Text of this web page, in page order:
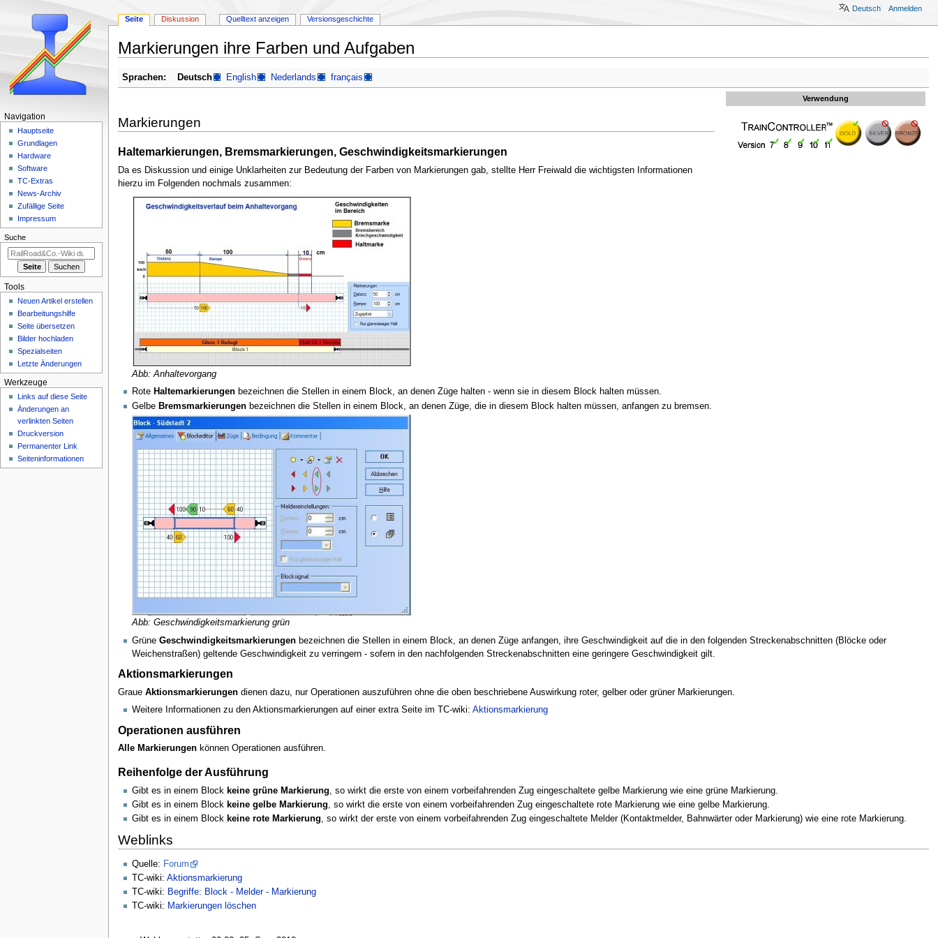
Markierungen ihre Farben und Aufgaben
Zur
Navigation
Zur
Suche
Sprachen: Deutsch English Nederlands français
Verwendung
Markierungen
Haltemarkierungen, Bremsmarkierungen, Geschwindigkeitsmarkierungen
Da es Diskussion und einige Unklarheiten zur Bedeutung der Farben von Markierungen gab, stellte Herr Freiwald die wichtigsten Informationen
hierzu im Folgenden nochmals zusammen:
Abb: Anhaltevorgang
Rote Haltemarkierungenbezeichnen die Stellen in einem Block, an denen Züge halten - wenn sie in diesem Block halten müssen.
Gelbe Bremsmarkierungenbezeichnen die Stellen in einem Block, an denen Züge, die in diesem Block halten müssen, anfangen zu bremsen.
Abb: Geschwindigkeitsmarkierung grün
Grüne Geschwindigkeitsmarkierungenbezeichnen die Stellen in einem Block, an denen Züge anfangen, ihre Geschwindigkeit auf die in den folgenden Streckenabschnitten (Blöcke oder
Weichenstraßen) geltende Geschwindigkeit zu verringern - sofern in den nachfolgenden Streckenabschnitten eine geringere Geschwindigkeit gilt.
Aktionsmarkierungen
Graue Aktionsmarkierungendienen dazu, nur Operationen auszuführen ohne die oben beschriebene Auswirkung roter, gelber oder grüner Markierungen.
Weitere Informationen zu den Aktionsmarkierungen auf einer extra Seite im TC-wiki: Aktionsmarkierung
Operationen ausführen
Alle Markierungenkönnen Operationen ausführen.
Reihenfolge der Ausführung
Gibt es in einem Block keine grüne Markierung , so wirkt die erste von einem vorbeifahrenden Zug eingeschaltete gelbe Markierung wie eine grüne Markierung.
Gibt es in einem Block keine gelbe Markierung , so wirkt die erste von einem vorbeifahrenden Zug eingeschaltete rote Markierung wie eine gelbe Markierung.
Gibt es in einem Block keine rote Markierung, so wirkt der erste von einem vorbeifahrenden Zug eingeschaltete Melder (Kontaktmelder, Bahnwärter oder Markierung) wie eine rote Markierung.
Weblinks
Quelle: Forum
TC-wiki: Aktionsmarkierung
TC-wiki: Begriffe: Block - Melder - Markierung
TC-wiki: Markierungen löschen
N
i
o
m
Seite Diskussion Quelltext anzeigen Versionsgeschichte
Deutsch Anmelden
Navigation
Hauptseite
Grundlagen
Hardware
Software
TC-Extras
News-Archiv
Zufällige Seite
Impressum
Suche
Tools
Neuen Artikel erstellen
Bearbeitungshilfe
Seite übersetzen
Bilder hochladen
Spezialseiten
Letzte Änderungen
Werkzeuge
Links auf diese Seite
Änderungen an
verlinkten Seiten
Druckversion
Permanenter Link
Seiten­­informationen